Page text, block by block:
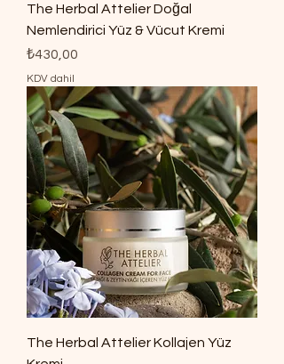
The Herbal Attelier Doğal
Nemlendirici Yüz & Vücut Kremi
Fiyat
₺430,00
KDV dahil
The Herbal Attelier Kollajen Yüz